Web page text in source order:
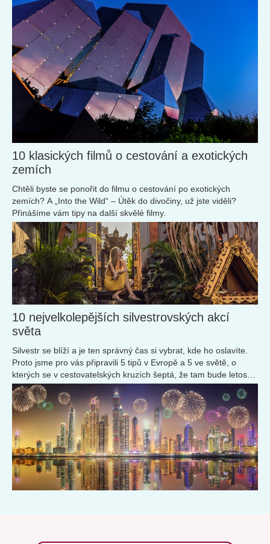
10 klasických filmů o cestování a exotických
zemích
Chtěli byste se ponořit do filmu o cestování po exotických
zemích? A „Into the Wild“ – Útěk do divočiny, už jste viděli?
Přinášíme vám tipy na další skvělé filmy.
10 nejvelkolepějších silvestrovských akcí
světa
Silvestr se blíží a je ten správný čas si vybrat, kde ho oslavíte.
Proto jsme pro vás připravili 5 tipů v Evropě a 5 ve světě, o
kterých se v cestovatelských kruzích šeptá, že tam bude letos
výjimečná novoroční oslava. 10, 9, 8,… Pojďme na to, než
odbije půlnoc.